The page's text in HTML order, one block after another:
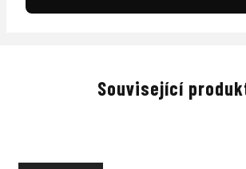
Související